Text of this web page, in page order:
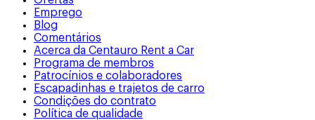
Emprego
Blog
Comentários
Acerca da Centauro Rent a Car
Programa de membros
Patrocínios e colaboradores
Escapadinhas e trajetos de carro
Condições do contrato
Política de qualidade